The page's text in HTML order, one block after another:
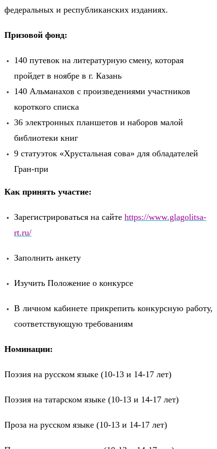
федеральных и республиканских изданиях.
Призовой фонд:
140 путевок на литературную смену, которая
пройдет в ноябре в г. Казань
140 Альманахов с произведениями участников
короткого списка
36 электронных планшетов и наборов малой
библиотеки книг
9 статуэток «Хрустальная сова» для обладателей
Гран-при
Как принять участие:
Зарегистрироваться на сайте https://www.glagolitsa-
rt.ru/
Заполнить анкету
Изучить Положение о конкурсе
В личном кабинете прикрепить конкурсную работу,
соответствующую требованиям
Номинации:
Поэзия на русском языке (10-13 и 14-17 лет)
Поэзия на татарском языке (10-13 и 14-17 лет)
Проза на русском языке (10-13 и 14-17 лет)